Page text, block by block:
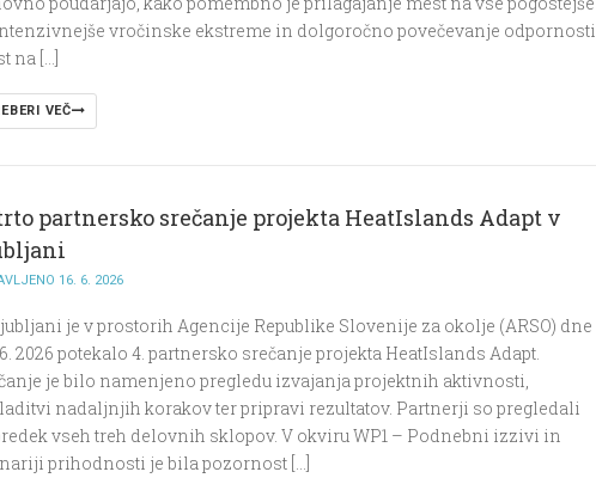
vročinske ekstreme in dolgoročno povečevanje odpornosti
na […]
VEČ
partnersko srečanje projekta HeatIslands Adapt v
16. 6. 2026
je v prostorih Agencije Republike Slovenije za okolje (ARSO) dne
2026 potekalo 4. partnersko srečanje projekta HeatIslands Adapt.
je bilo namenjeno pregledu izvajanja projektnih aktivnosti,
nadaljnjih korakov ter pripravi rezultatov. Partnerji so pregledali
vseh treh delovnih sklopov. V okviru WP1 – Podnebni izzivi in
prihodnosti je bila pozornost […]